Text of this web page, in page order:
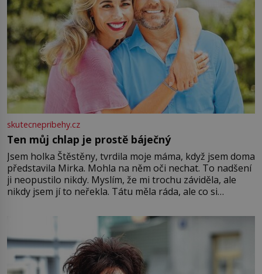
skutecnepribehy.cz
Ten můj chlap je prostě báječný
Jsem holka Štěstěny, tvrdila moje máma, když jsem doma
představila Mirka. Mohla na něm oči nechat. To nadšení
ji neopustilo nikdy. Myslím, že mi trochu záviděla, ale
nikdy jsem jí to neřekla. Tátu měla ráda, ale co si
Jsme spolu moc rádi Tehdy byla jiná doba, když